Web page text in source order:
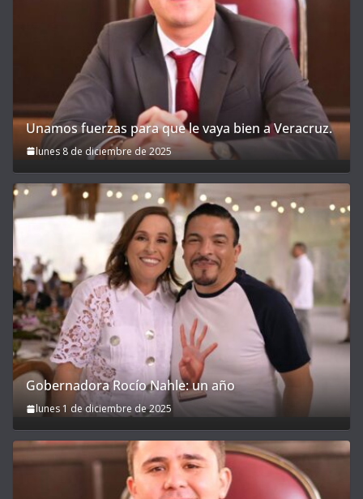
Unamos fuerzas para que le vaya bien a Veracruz.
lunes 8 de diciembre de 2025
Gobernadora Rocío Nahle: un año
lunes 1 de diciembre de 2025